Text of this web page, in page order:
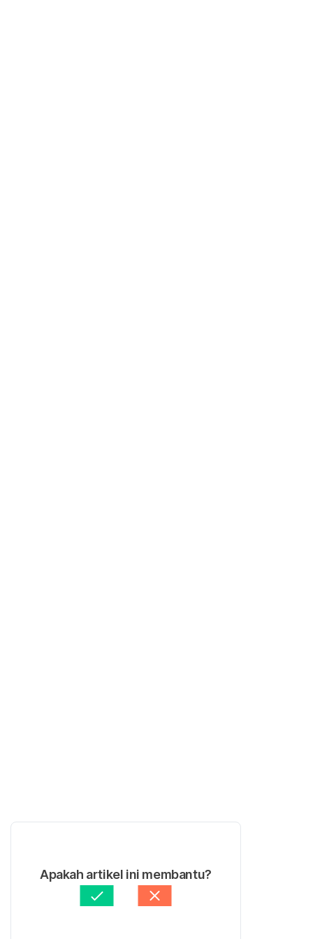
Apakah artikel ini membantu?